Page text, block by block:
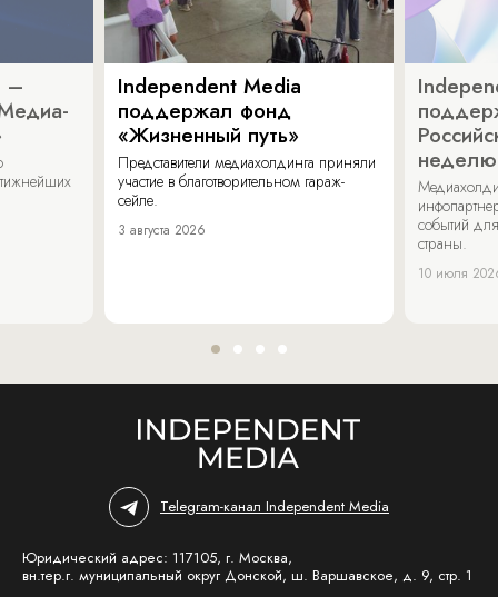
–
Independent Media
поддержал фонд
«Жизненный путь»
Представители медиахолдинга приняли
участие в благотворительном гараж-
сейле.
3 августа 2026
неделю
событий
страны.
10 июля
Telegram-канал Independent Media
Юридический адрес: 117105, г. Москва,
вн.тер.г. муниципальный округ Донской, ш. Варшавское, д. 9, стр. 1